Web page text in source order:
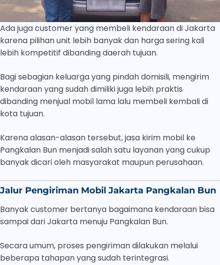
Ada juga customer yang membeli kendaraan di Jakarta
karena pilihan unit lebih banyak dan harga sering kali
lebih kompetitif dibanding daerah tujuan.
Bagi sebagian keluarga yang pindah domisili, mengirim
kendaraan yang sudah dimiliki juga lebih praktis
dibanding menjual mobil lama lalu membeli kembali di
kota tujuan.
Karena alasan-alasan tersebut, jasa kirim mobil ke
Pangkalan Bun menjadi salah satu layanan yang cukup
banyak dicari oleh masyarakat maupun perusahaan.
Jalur Pengiriman Mobil Jakarta Pangkalan Bun
Banyak customer bertanya bagaimana kendaraan bisa
sampai dari Jakarta menuju Pangkalan Bun.
Secara umum, proses pengiriman dilakukan melalui
beberapa tahapan yang sudah terintegrasi.